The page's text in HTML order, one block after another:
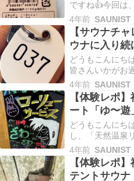
ですね👍今回は
「ととのう」に
ます。取り組み
飽きが来てしま
を含め、「整う
イトを検討しよ
4年前 SAUNIST
【サウナチ
ウナに入り
どうもこんにち
皆さんいかがお
「60日間毎日サ
いていこうと
の説明 ⑵サウナ
リット デメリッ
メリット 結論
4年前 SAUNIST
【体験レポ
ート「ゆ〜遊
どうもこんにち
し、「天然温泉
たので、レポし
⑴温泉 ⑵サウナ
サ飯 ⑹施設 結
最高の施設でし
4年前 SAUNIST
【体験レポ
テントサウナ